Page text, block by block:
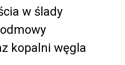
w ślady
kopalni węgla